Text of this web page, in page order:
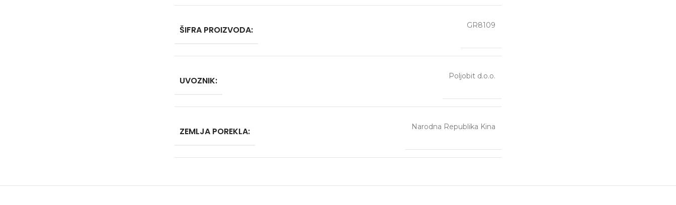
ŠIFRA PROIZVODA: GR8109
UVOZNIK: Poljobit d.o.o.
ZEMLJA POREKLA: Narodna Republika Kina